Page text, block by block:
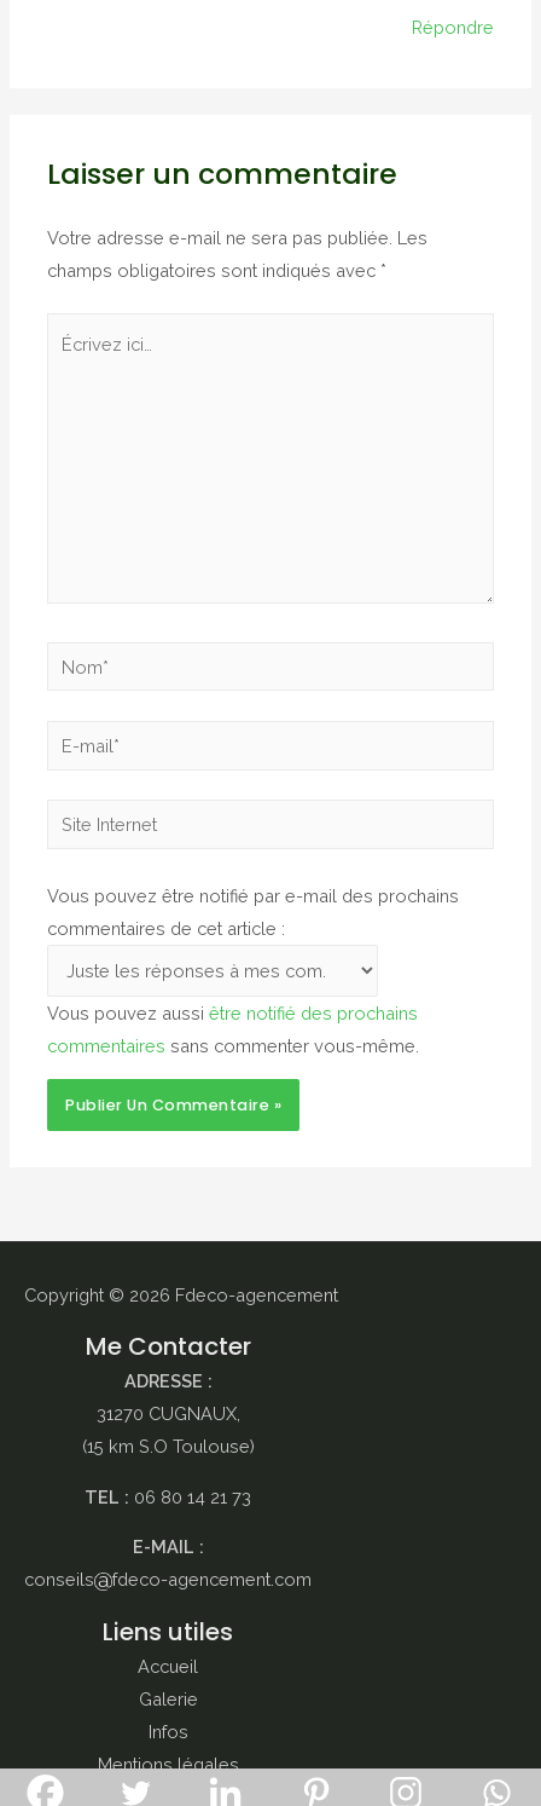
Répondre
Laisser un commentaire
Votre adresse e-mail ne sera pas publiée. Les
champs obligatoires sont indiqués avec *
Nom*
E-
Site
Vous pouvez être notifié par e-mail des prochains
commentaires de cet article :
Vous pouvez aussiêtre notifié des prochains
commentaires sans commenter vous-même.
Copyright © 2026 Fdeco-agencement
Me Contacter
ADRESSE :
31270 CUGNAUX,
(15 km S.O Toulouse)
TEL : 06 80 14 21 73
E-MAIL :
conseils
fdeco-agencement.com
Liens utiles
Accueil
Galerie
Infos
Mentions légales